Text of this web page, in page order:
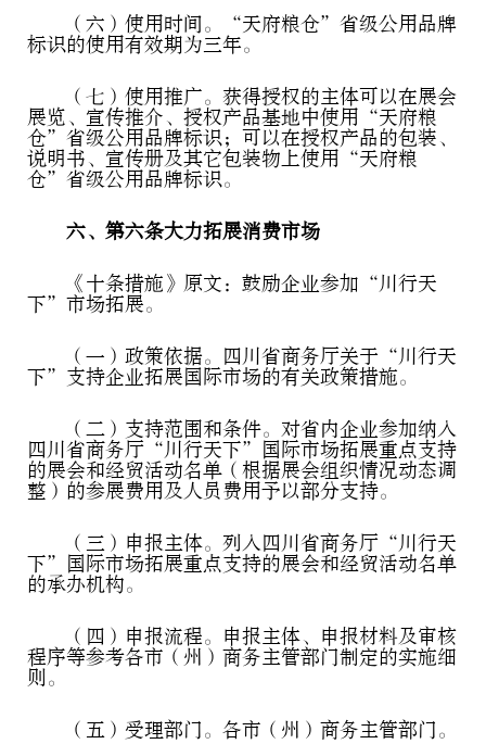
（六）使用时间。“天府粮仓”省级公用品牌
标识的使用有效期为三年。
（七）使用推广。获得授权的主体可以在展会
展览、宣传推介、授权产品基地中使用“天府粮
仓”省级公用品牌标识；可以在授权产品的包装、
说明书、宣传册及其它包装物上使用“天府粮
仓”省级公用品牌标识。
六、第六条大力拓展消费市场
《十条措施》原文：鼓励企业参加“川行天
下”市场拓展。
（一）政策依据。四川省商务厅关于“川行天
下”支持企业拓展国际市场的有关政策措施。
（二）支持范围和条件。对省内企业参加纳入
四川省商务厅“川行天下”国际市场拓展重点支持
的展会和经贸活动名单（根据展会组织情况动态调
整）的参展费用及人员费用予以部分支持。
（三）申报主体。列入四川省商务厅“川行天
下”国际市场拓展重点支持的展会和经贸活动名单
的承办机构。
（四）申报流程。申报主体、申报材料及审核
程序等参考各市（州）商务主管部门制定的实施细
则。
（五）受理部门。各市（州）商务主管部门。